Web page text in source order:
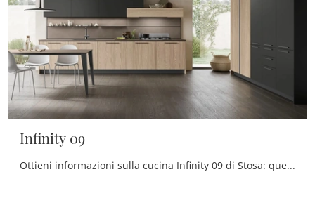
Infinity 09
Ottieni informazioni sulla cucina Infinity 09 di Stosa: questa soluzione in legno sarà la scelta ideale per te!